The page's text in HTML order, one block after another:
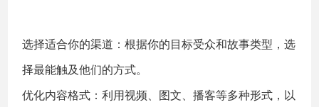
选择适合你的渠道：根据你的目标受众和故事类型，选
择最能触及他们的方式。
优化内容格式：利用视频、图文、播客等多种形式，以